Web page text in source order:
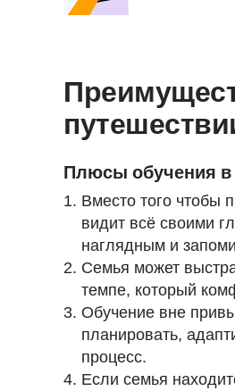
Плюсы обучения в
Вместо того чтобы
видит всё своими
наглядным и
Семья может
темпе, который
Обучение вне
планировать,
процесс.
Если семья